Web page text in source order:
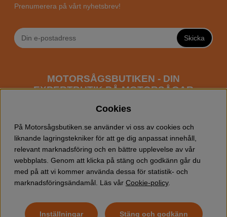
Prenumerera på vårt nyhetsbrev!
Skicka
MOTORSÅGSBUTIKEN - DIN
EXPERTBUTIK PÅ MOTORSÅGAR
fokus mot entusiaster och professionella användare av
motorsågar. Vi erbjuder ett brett sortiment av
Husqvarna motorsågarsamt alla tänkbaratillbehör
du kan behöva vid trädfällning, gallring och allmän
skogsskötsel. Välkommen att handla din Husqvarna
motorsåg och tillbehör online hos oss!
Cookies
På Motorsågsbutiken.se använder vi oss av cookies och
liknande lagringstekniker för att ge dig anpassat innehåll,
relevant marknadsföring och en bättre upplevelse av vår
webbplats. Genom att klicka på stäng och godkänn går du
med på att vi kommer använda dessa för statistik- och
marknadsföringsändamål. Läs vår Cookie-policy.
Inställningar Stäng och godkänn